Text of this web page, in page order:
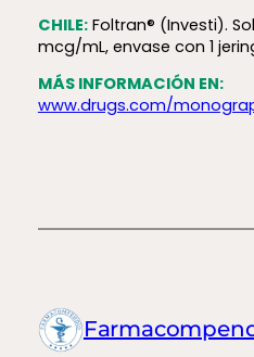
CHILE:Foltran® (Investi).
mcg/mL, envase con 1
MÁS INFORMACIÓN EN:
www.drugs.com/